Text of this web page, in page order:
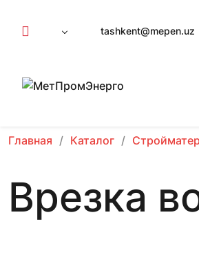
tashkent@mepen.uz
Главная Каталог
Врезка